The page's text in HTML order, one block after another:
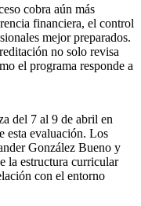
cobra aún más
financiera, el control
mejor preparados.
no solo revisa
el programa responde a
del 7 al 9 de abril en
esta evaluación. Los
González Bueno y
la estructura curricular
con el entorno